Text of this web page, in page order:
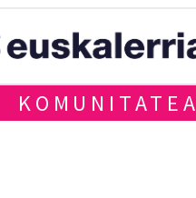
KOMUNITATEA